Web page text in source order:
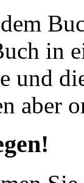
in
und
aber